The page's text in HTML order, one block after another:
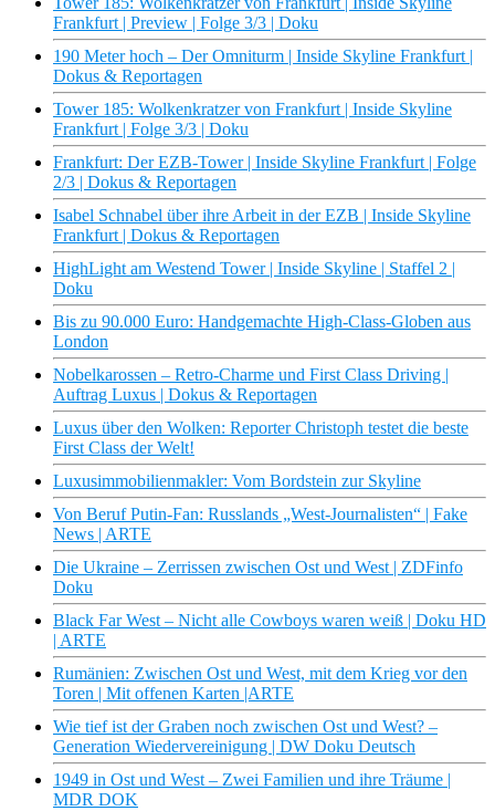
Frankfurt | Preview | Folge 3/3 | Doku
190 Meter hoch – Der Omniturm | Inside Skyline Frankfurt |
Dokus & Reportagen
Tower 185: Wolkenkratzer von Frankfurt | Inside Skyline
Frankfurt | Folge 3/3 | Doku
Frankfurt: Der EZB-Tower | Inside Skyline Frankfurt | Folge
2/3 | Dokus & Reportagen
Isabel Schnabel über ihre Arbeit in der EZB | Inside Skyline
Frankfurt | Dokus & Reportagen
HighLight am Westend Tower | Inside Skyline | Staffel 2 |
Doku
Bis zu 90.000 Euro: Handgemachte High-Class-Globen aus
London
Nobelkarossen – Retro-Charme und First Class Driving |
Auftrag Luxus | Dokus & Reportagen
Luxus über den Wolken: Reporter Christoph testet die beste
First Class der Welt!
Luxusimmobilienmakler: Vom Bordstein zur Skyline
Von Beruf Putin-Fan: Russlands „West-Journalisten“ | Fake
News | ARTE
Die Ukraine – Zerrissen zwischen Ost und West | ZDFinfo
Doku
Black Far West – Nicht alle Cowboys waren weiß | Doku HD
| ARTE
Rumänien: Zwischen Ost und West, mit dem Krieg vor den
Toren | Mit offenen Karten |ARTE
Wie tief ist der Graben noch zwischen Ost und West? –
Generation Wiedervereinigung | DW Doku Deutsch
1949 in Ost und West – Zwei Familien und ihre Träume |
MDR DOK